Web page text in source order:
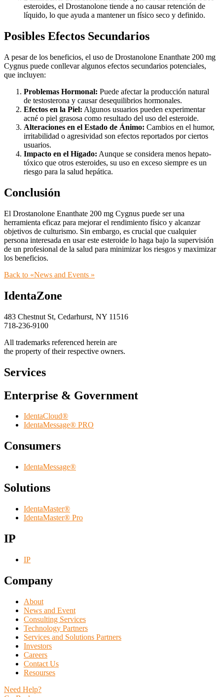
esteroides, el Drostanolone tiende a no causar retención de
líquido, lo que ayuda a mantener un físico seco y definido.
Posibles Efectos Secundarios
A pesar de los beneficios, el uso de Drostanolone Enanthate 200 mg
Cygnus puede conllevar algunos efectos secundarios potenciales,
que incluyen:
Problemas Hormonal: Puede afectar la producción natural
de testosterona y causar desequilibrios hormonales.
Efectos en la Piel: Algunos usuarios pueden experimentar
acné o piel grasosa como resultado del uso del esteroide.
Alteraciones en el Estado de Ánimo: Cambios en el humor,
irritabilidad o agresividad son efectos reportados por ciertos
usuarios.
Impacto en el Hígado: Aunque se considera menos hepato-
tóxico que otros esteroides, su uso en exceso siempre es un
riesgo para la salud hepática.
Conclusión
El Drostanolone Enanthate 200 mg Cygnus puede ser una
herramienta eficaz para mejorar el rendimiento físico y alcanzar
objetivos de culturismo. Sin embargo, es crucial que cualquier
persona interesada en usar este esteroide lo haga bajo la supervisión
de un profesional de la salud para minimizar los riesgos y maximizar
los beneficios.
Back to «News and Events »
IdentaZone
483 Chestnut St, Cedarhurst, NY 11516
718-236-9100
All trademarks referenced herein are
the property of their respective owners.
Services
Enterprise & Government
IdentaCloud®
IdentaMessage® PRO
Consumers
IdentaMessage®
Solutions
IdentaMaster®
IdentaMaster® Pro
IP
IP
Company
About
News and Event
Consulting Services
Technology Partners
Services and Solutions Partners
Investors
Careers
Contact Us
Resourses
Need Help?